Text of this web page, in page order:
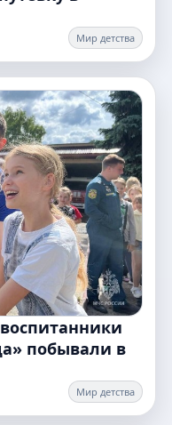
Мир детства
побывали в
Мир детства